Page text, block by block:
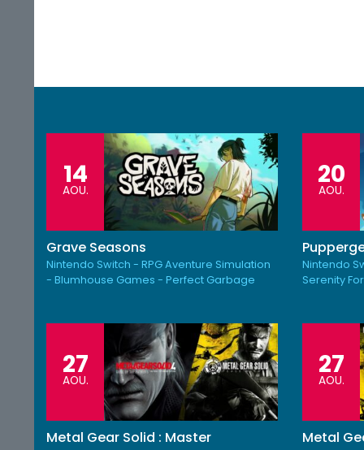
14
AOU.
Grave Seasons
Nintendo Switch - RPG Aventure Simulation
- Blumhouse Games - Perfect Garbage
20
AOU.
Nintendo
Serenity
27
AOU.
Metal Gear Solid : Master
27
AOU.
Metal